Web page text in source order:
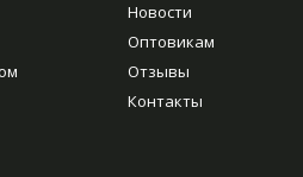
Новости
Оптовикам
Отзывы
Контакты